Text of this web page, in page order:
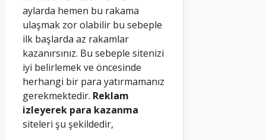
aylarda hemen bu rakama
ulaşmak zor olabilir bu sebeple
ilk başlarda az rakamlar
kazanırsınız. Bu sebeple sitenizi
iyi belirlemek ve öncesinde
herhangi bir para yatırmamanız
gerekmektedir. Reklam
izleyerek para kazanma
siteleri şu şekildedir,